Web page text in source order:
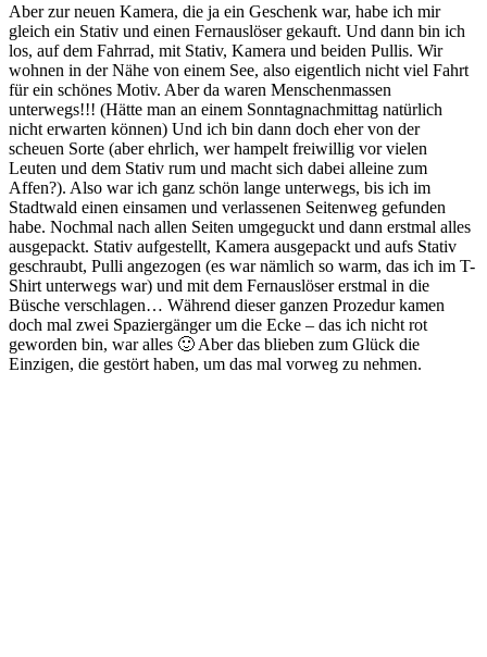
Aber zur neuen Kamera, die ja ein Geschenk war, habe ich mir
gleich ein Stativ und einen Fernauslöser gekauft. Und dann bin ich
los, auf dem Fahrrad, mit Stativ, Kamera und beiden Pullis. Wir
wohnen in der Nähe von einem See, also eigentlich nicht viel Fahrt
für ein schönes Motiv. Aber da waren Menschenmassen
unterwegs!!! (Hätte man an einem Sonntagnachmittag natürlich
nicht erwarten können) Und ich bin dann doch eher von der
scheuen Sorte (aber ehrlich, wer hampelt freiwillig vor vielen
Leuten und dem Stativ rum und macht sich dabei alleine zum
Affen?). Also war ich ganz schön lange unterwegs, bis ich im
Stadtwald einen einsamen und verlassenen Seitenweg gefunden
habe. Nochmal nach allen Seiten umgeguckt und dann erstmal alles
ausgepackt. Stativ aufgestellt, Kamera ausgepackt und aufs Stativ
geschraubt, Pulli angezogen (es war nämlich so warm, das ich im T-
Shirt unterwegs war) und mit dem Fernauslöser erstmal in die
Büsche verschlagen… Während dieser ganzen Prozedur kamen
doch mal zwei Spaziergänger um die Ecke – das ich nicht rot
geworden bin, war alles 🙂 Aber das blieben zum Glück die
Einzigen, die gestört haben, um das mal vorweg zu nehmen.